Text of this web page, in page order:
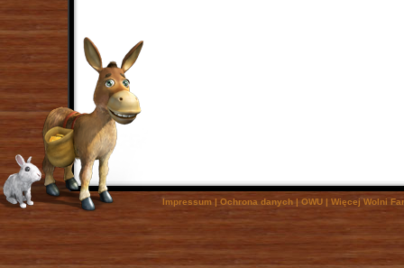
Impressum | Ochrona danych |OWU | Więcej Wolni